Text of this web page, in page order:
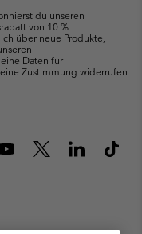
du unseren
von 10 %.
über neue Produkte,
Daten für
Zustimmung widerrufen